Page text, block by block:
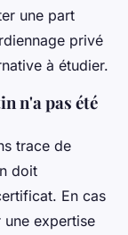
une part
privé
à étudier.
n'a pas été
trace de
doit
En cas
expertise